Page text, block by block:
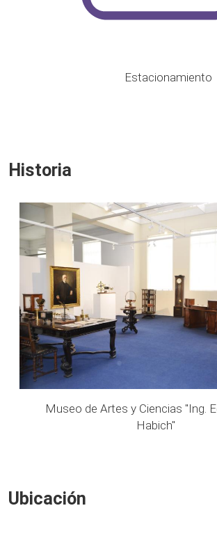
Estacionamiento
Historia
Museo de Artes y Ciencias "Ing.
Habich"
Ubicación